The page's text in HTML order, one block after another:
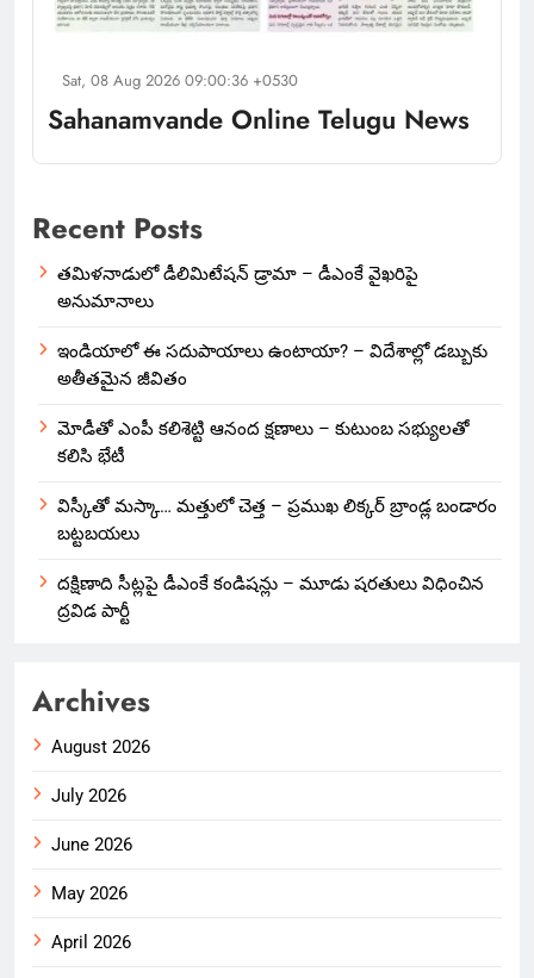
Sat, 08 Aug 2026 09:00:36 +0530
Sahanamvande Online Telugu News
Recent Posts
తమిళనాడులో డీలిమిటేషన్ డ్రామా – డీఎంకే వైఖరిపై
అనుమానాలు
ఇండియాలో‌ ఈ సదుపాయాలు ఉంటాయా? – విదేశాల్లో డబ్బుకు
అతీతమైన జీవితం
మోడీతో ఎంపీ కలిశెట్టి ఆనంద క్షణాలు – కుటుంబ సభ్యులతో
కలిసి భేటీ
విస్కీతో మస్కా… మత్తులో చెత్త – ప్రముఖ లిక్కర్ బ్రాండ్ల బండారం
బట్టబయలు
దక్షిణాది సీట్లపై డీఎంకే కండిషన్లు – మూడు షరతులు విధించిన
ద్రవిడ పార్టీ
Archives
August 2026
July 2026
June 2026
May 2026
April 2026